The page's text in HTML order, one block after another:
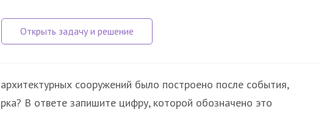
сооружений было построено после события,
В ответе запишите цифру, которой обозначено это